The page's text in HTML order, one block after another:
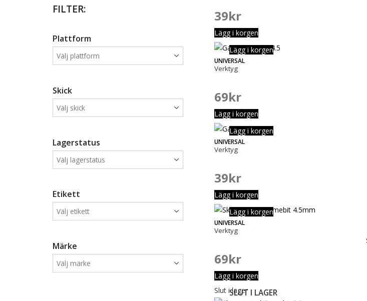
39kr
Lägg i korgen
UNIVERSAL
Verktyg
Lägg i korgen
69kr
Lägg i korgen
UNIVERSAL
Verktyg
Lägg i korgen
39kr
Lägg i korgen
UNIVERSAL
Verktyg
Lägg i korgen
69kr
Lägg i korgen
Slut i lager
SLUT I LAGER
FILTER:
Plattform
Skick
Lagerstatus
Etikett
Märke